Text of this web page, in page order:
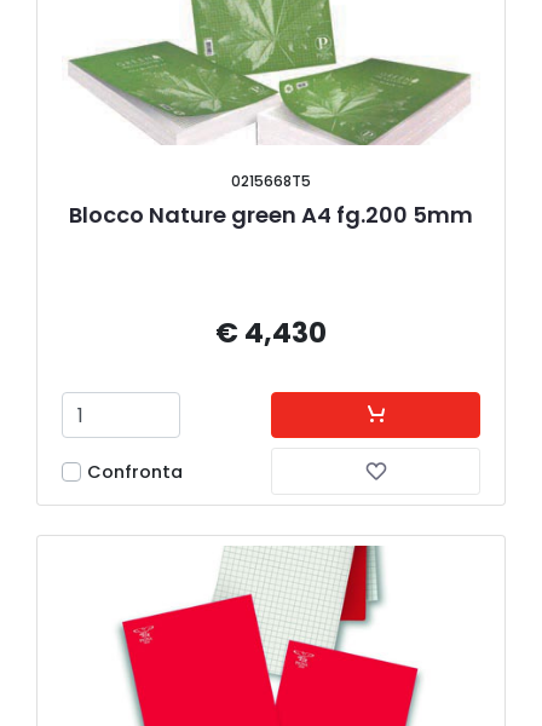
0215668T5
Blocco Nature green A4 fg.200 5mm
€ 4,430
Confronta